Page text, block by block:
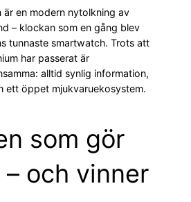
är en modern nytolkning av
– klockan som en gång blev
tunnaste smartwatch. Trots att
har passerat är
alltid synlig information,
ett öppet mjukvaruekosystem.
som gör
och vinner